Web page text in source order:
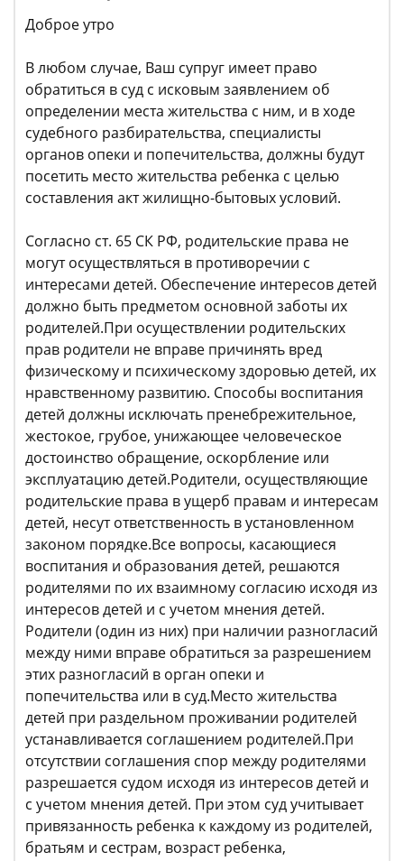
Доброе утро
В любом случае, Ваш супруг имеет право
обратиться в суд с исковым заявлением об
определении места жительства с ним, и в ходе
судебного разбирательства, специалисты
органов опеки и попечительства, должны будут
посетить место жительства ребенка с целью
составления акт жилищно-бытовых условий.
Согласно ст. 65 СК РФ, родительские права не
могут осуществляться в противоречии с
интересами детей. Обеспечение интересов детей
должно быть предметом основной заботы их
родителей.При осуществлении родительских
прав родители не вправе причинять вред
физическому и психическому здоровью детей, их
нравственному развитию. Способы воспитания
детей должны исключать пренебрежительное,
жестокое, грубое, унижающее человеческое
достоинство обращение, оскорбление или
эксплуатацию детей.Родители, осуществляющие
родительские права в ущерб правам и интересам
детей, несут ответственность в установленном
законом порядке.Все вопросы, касающиеся
воспитания и образования детей, решаются
родителями по их взаимному согласию исходя из
интересов детей и с учетом мнения детей.
Родители (один из них) при наличии разногласий
между ними вправе обратиться за разрешением
этих разногласий в орган опеки и
попечительства или в суд.Место жительства
детей при раздельном проживании родителей
устанавливается соглашением родителей.При
отсутствии соглашения спор между родителями
разрешается судом исходя из интересов детей и
с учетом мнения детей. При этом суд учитывает
привязанность ребенка к каждому из родителей,
братьям и сестрам, возраст ребенка,